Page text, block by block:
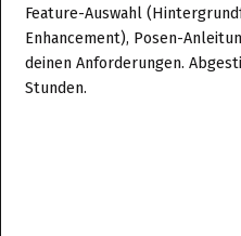
Feature-Auswahl
Enhancement), Posen-
deinen Anforderungen.
Stunden.